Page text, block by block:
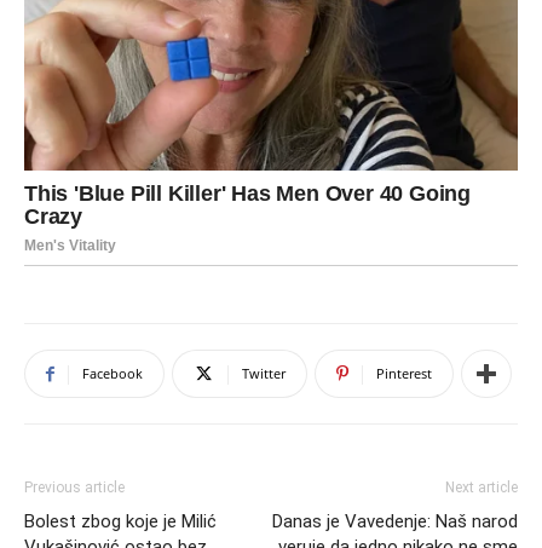
Facebook Twitter Pinterest
Previous article
Bolest zbog koje je Milić
Next article
Danas je Vavedenje: Naš narod